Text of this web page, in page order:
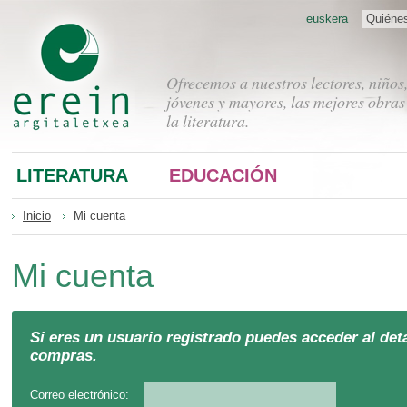
Ofrecemos a nuestros lectores, niños,
jóvenes y mayores, las mejores
la literatura.
euskera
LITERATURA EDUCACIÓN
Inicio Mi cuenta
Mi cuenta
Si eres un usuario registrado puedes acceder al
compras.
Correo electrónico: